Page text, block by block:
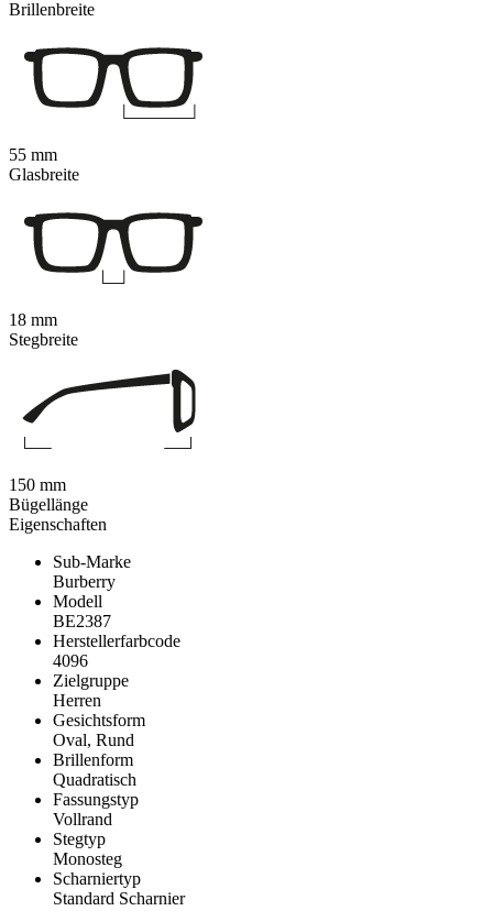
Eigenschaften
Sub-Marke
Burberry
Modell
BE2387
Herstellerfarbcode
4096
Zielgruppe
Herren
Gesichtsform
Oval, Rund
Brillenform
Quadratisch
Fassungstyp
Vollrand
Stegtyp
Monosteg
Scharniertyp
Standard Scharnier
Brillenbreite
55 mm
Glasbreite
18 mm
Stegbreite
150 mm
Bügellänge